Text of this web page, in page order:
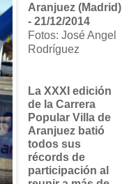
Aranjuez (Madrid)
- 21/12/2014
Fotos: José Angel
Rodríguez
La XXXI edición
de la Carrera
Popular Villa de
Aranjuez batió
todos sus
récords de
participación al